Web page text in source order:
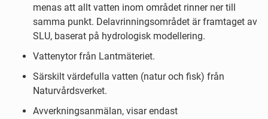
menas att allt vatten inom området rinner ner till
samma punkt. Delavrinningsområdet är framtaget av
SLU, baserat på hydrologisk modellering.
Vattenytor från Lantmäteriet.
Särskilt värdefulla vatten (natur och fisk) från
Naturvårdsverket.
Avverkningsanmälan, visar endast